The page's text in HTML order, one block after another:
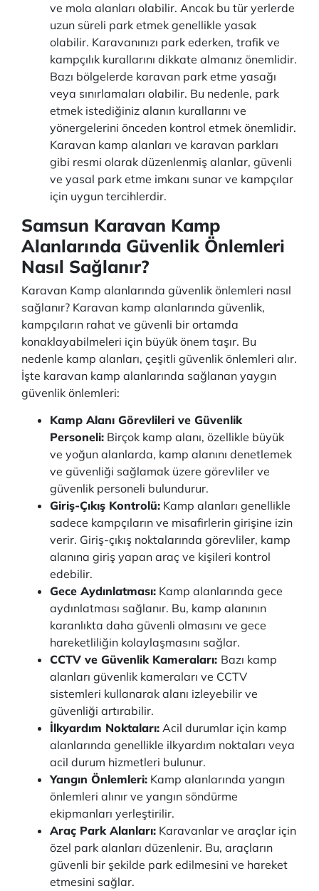
ve mola alanları olabilir. Ancak bu tür yerlerde
uzun süreli park etmek genellikle yasak
olabilir. Karavanınızı park ederken, trafik ve
kampçılık kurallarını dikkate almanız önemlidir.
Bazı bölgelerde karavan park etme yasağı
veya sınırlamaları olabilir. Bu nedenle, park
etmek istediğiniz alanın kurallarını ve
yönergelerini önceden kontrol etmek önemlidir.
Karavan kamp alanları ve karavan parkları
gibi resmi olarak düzenlenmiş alanlar, güvenli
ve yasal park etme imkanı sunar ve kampçılar
için uygun tercihlerdir.
Samsun Karavan Kamp
Alanlarında Güvenlik Önlemleri
Nasıl Sağlanır?
Karavan Kamp alanlarında güvenlik önlemleri nasıl
sağlanır? Karavan kamp alanlarında güvenlik,
kampçıların rahat ve güvenli bir ortamda
konaklayabilmeleri için büyük önem taşır. Bu
nedenle kamp alanları, çeşitli güvenlik önlemleri alır.
İşte karavan kamp alanlarında sağlanan yaygın
güvenlik önlemleri:
Kamp Alanı Görevlileri ve Güvenlik
Personeli: Birçok kamp alanı, özellikle büyük
ve yoğun alanlarda, kamp alanını denetlemek
ve güvenliği sağlamak üzere görevliler ve
güvenlik personeli bulundurur.
Giriş-Çıkış Kontrolü: Kamp alanları genellikle
sadece kampçıların ve misafirlerin girişine izin
verir. Giriş-çıkış noktalarında görevliler, kamp
alanına giriş yapan araç ve kişileri kontrol
edebilir.
Gece Aydınlatması: Kamp alanlarında gece
aydınlatması sağlanır. Bu, kamp alanının
karanlıkta daha güvenli olmasını ve gece
hareketliliğin kolaylaşmasını sağlar.
CCTV ve Güvenlik Kameraları: Bazı kamp
alanları güvenlik kameraları ve CCTV
sistemleri kullanarak alanı izleyebilir ve
güvenliği artırabilir.
İlkyardım Noktaları: Acil durumlar için kamp
alanlarında genellikle ilkyardım noktaları veya
acil durum hizmetleri bulunur.
Yangın Önlemleri: Kamp alanlarında yangın
önlemleri alınır ve yangın söndürme
ekipmanları yerleştirilir.
Araç Park Alanları: Karavanlar ve araçlar için
özel park alanları düzenlenir. Bu, araçların
güvenli bir şekilde park edilmesini ve hareket
etmesini sağlar.